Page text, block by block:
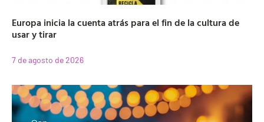
Europa inicia la cuenta atrás para el fin de la cultura de
usar y tirar
7 de agosto de 2026